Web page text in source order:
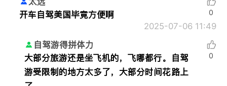
开车自驾美国毕竟方便啊
2025-07-06 11:49
0
自驾游得拼体力
大部分旅游还是坐飞机的，飞哪都行。自驾
游受限制的地方太多了，大部分时间花路上
0